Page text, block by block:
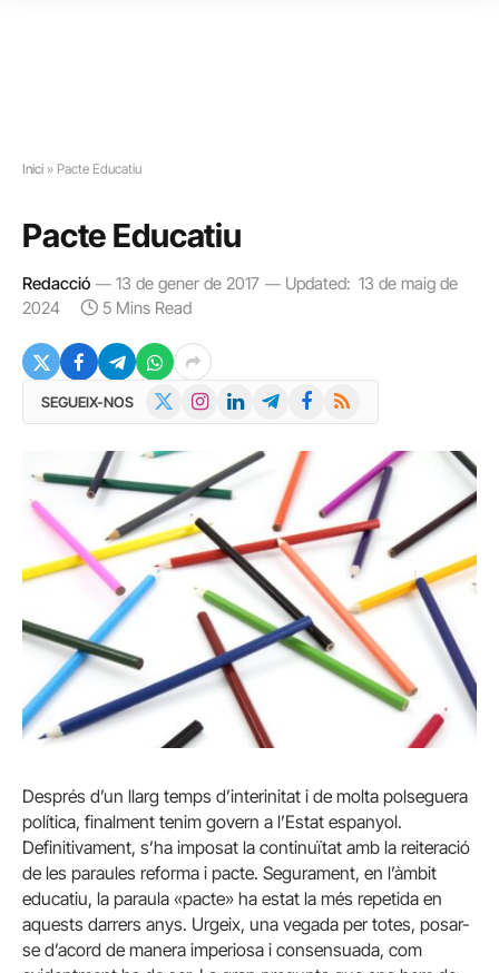
Inici » Pacte Educatiu
Pacte Educatiu
Redacció 13 de gener de 2017 Updated: 13 de maig de
2024
5 Mins Read
SEGUEIX-NOS InstagramLinkedInTelegramFacebook
RSS
Després d’un llarg temps d’interinitat i de molta polseguera
política, finalment tenim govern a l’Estat espanyol.
Definitivament, s’ha imposat la continuïtat amb la reiteració
de les paraules reforma i pacte. Segurament, en l’àmbit
educatiu, la paraula «pacte» ha estat la més repetida en
aquests darrers anys. Urgeix, una vegada per totes, posar-
se d’acord de manera imperiosa i consensuada, com